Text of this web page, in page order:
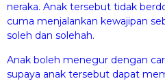
neraka. Anak tersebut tidak
cuma menjalankan kewajipan
soleh dan solehah.
Anak boleh menegur dengan
supaya anak tersebut dapat